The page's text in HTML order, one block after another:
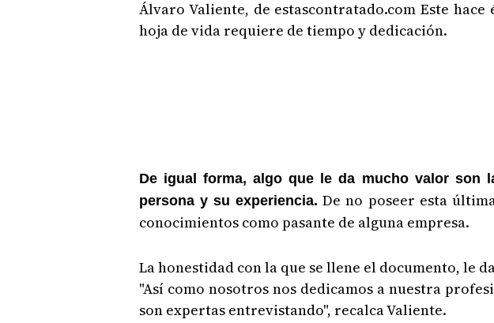
Álvaro Valiente, de estascontratado.com Este hace
hoja de vida requiere de tiempo y dedicación.
De igual forma, algo que le da mucho valor son
persona y su experiencia. De no poseer esta
conocimientos como pasante de alguna empresa.
La honestidad con la que se llene el documento, le
"Así como nosotros nos dedicamos a nuestra
son expertas entrevistando", recalca Valiente.